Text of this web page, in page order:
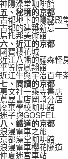
神隱澡堂咖啡館
五、秘境的京都
古都地下的隱藏殿
古都的建築新意──
烏托邦
六、近江的京都
國寶櫻花城
近江八幡的藤森怪
平等院鳳翔館
近江牛與宇治百年
七、閱讀的京都
惠文社一乘寺書店
蔦屋書店岡崎分店
廢棄學校咖啡館
迷子與GOSPEL
八、鐵道的京都
浪漫電車之旅
京都澡堂咖啡館
浪漫電車櫻花隧道
仲夏迷